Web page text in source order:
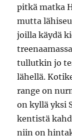
pitkä matka
mutta
joilla käydä
tullutkin jo
lähellä.
range on
on kyllä yksi
kentistä
niin on